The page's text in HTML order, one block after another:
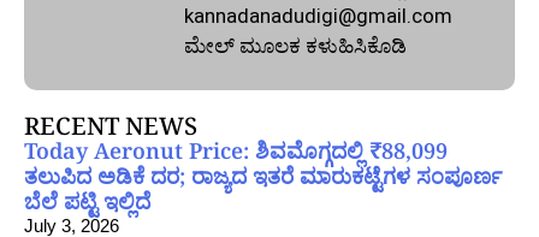
kannadanadudigi@gmail.com
ಮೇಲ್‌ ಮೂಲಕ ಕಳುಹಿಸಿಕೊಡಿ
RECENT NEWS
Today Aeronut Price: ಶಿವಮೊಗ್ಗದಲ್ಲಿ ₹88,099
ತಲುಪಿದ ಅಡಿಕೆ ದರ; ರಾಜ್ಯದ ಇತರೆ ಮಾರುಕಟ್ಟೆಗಳ ಸಂಪೂರ್ಣ
ಬೆಲೆ ಪಟ್ಟಿ ಇಲ್ಲಿದೆ
July 3, 2026